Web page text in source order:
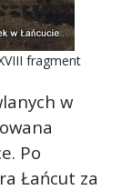
fragment
w
Po
Łańcut za